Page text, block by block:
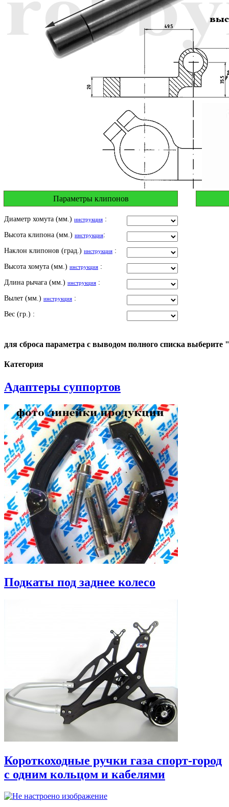
Параметры клипонов
Диаметр хомута (мм.) инструкция :
Высота клипона (мм.) инструкция:
Наклон клипонов (град.) инструкция :
Высота хомута (мм.) инструкция :
Длина рычага (мм.) инструкция :
Вылет (мм.) инструкция :
Вес (гр.) :
для сброса параметра с выводом полного списка
Категория
Адаптеры суппортов
Подкаты под заднее колесо
Короткоходные ручки газа спорт-город
с одним кольцом и кабелями